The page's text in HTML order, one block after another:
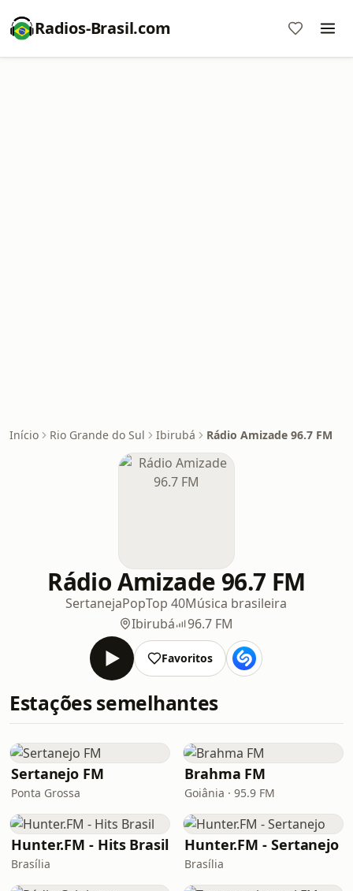
Radios-Brasil.com
Início Rio Grande do Sul Ibirubá Rádio Amizade 96.7 FM
Rádio Amizade 96.7 FM
SertanejaPopTop 40Música brasileira
Ibirubá
96.7 FM
Favoritos
Estações semelhantes
Sertanejo FM
Ponta Grossa
Brahma FM
Goiânia · 95.9 FM
Hunter.FM - Hits Brasil
Brasília
Hunter.FM - Sertanejo
Brasília